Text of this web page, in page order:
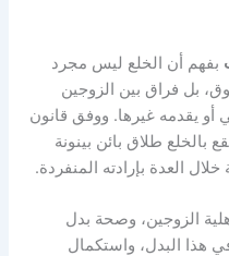
بفهم أن الخلع ليس مجرد
بل فراق بين الزوجين
يقدمه غيرها. ووفق قانون
بالخلع طلاق بائن بينونة
العدة بإرادته المنفردة.
الزوجين، وصحة بدل
هذا البدل، واستكمال